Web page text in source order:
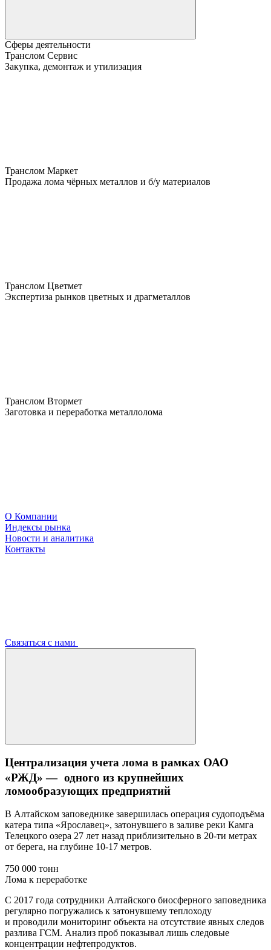
Сферы деятельности
Транслом Сервис
Закупка, демонтаж и утилизация
Транслом Маркет
Продажа лома чёрных металлов и б/у материалов
Транслом Цветмет
Экспертиза рынков цветных и драгметаллов
Транслом Втормет
Заготовка и переработка металлолома
О Компании
Индексы рынка
Новости и аналитика
Контакты
Связаться с нами
Централизация учета лома в рамках ОАО
«РЖД» — одного из крупнейших
ломообразующих предприятий
В Алтайском заповеднике завершилась операция судоподъёма
катера типа «Ярославец», затонувшего в заливе реки Камга
Телецкого озера 27 лет назад приблизительно в 20-ти метрах
от берега, на глубине 10-17 метров.
750 000 тонн
Лома к переработке
С 2017 года сотрудники Алтайского биосферного заповедника
регулярно погружались к затонувшему теплоходу
и проводили мониторинг объекта на отсутствие явных следов
разлива ГСМ. Анализ проб показывал лишь следовые
концентрации нефтепродуктов.